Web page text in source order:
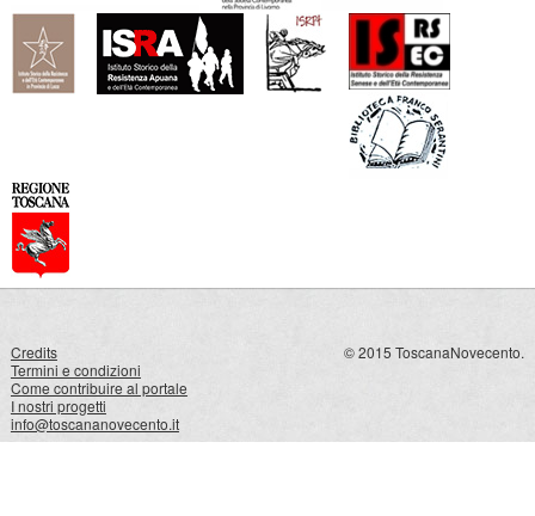
Credits
Termini e condizioni
Come contribuire al portale
I nostri progetti
info@toscananovecento.it
© 2015 ToscanaNovecento.